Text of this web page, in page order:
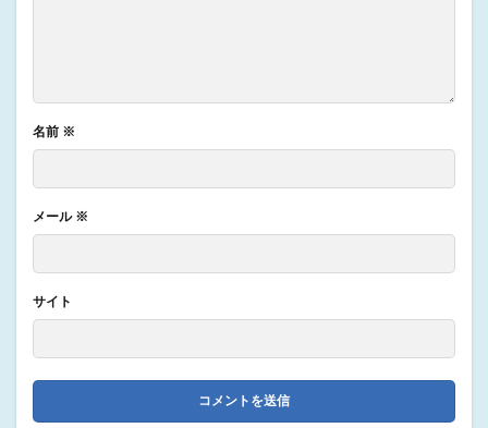
名前 ※
メール ※
サイト